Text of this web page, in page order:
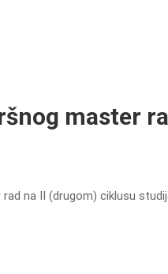
master
na II (drugom) ciklusu